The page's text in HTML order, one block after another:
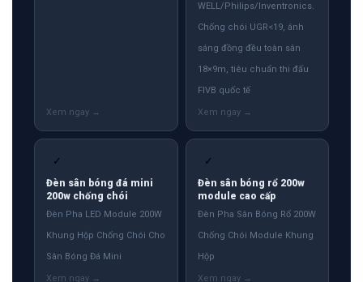
WELL/Philips/Inventronics.
Chống chói UGR<19, ánh
sáng đồng đều toàn sân
18×9m, tiêu chuẩn thi đấu
FIVB quốc tế
✓
Đèn sân bóng đá mini
200w chống chói
Đèn Pha LED Module 200W
Khung Hộp Chống Chói Cho
Sân Bóng Đá Mini
✓
Đèn sân bóng rổ 200w
module cao cấp
Đèn Pha Sân Bóng Rổ 200W
Chống Chói Module Khung
Hộp